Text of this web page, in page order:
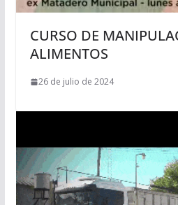
CURSO DE
ALIMENTOS
26 de julio de 2024